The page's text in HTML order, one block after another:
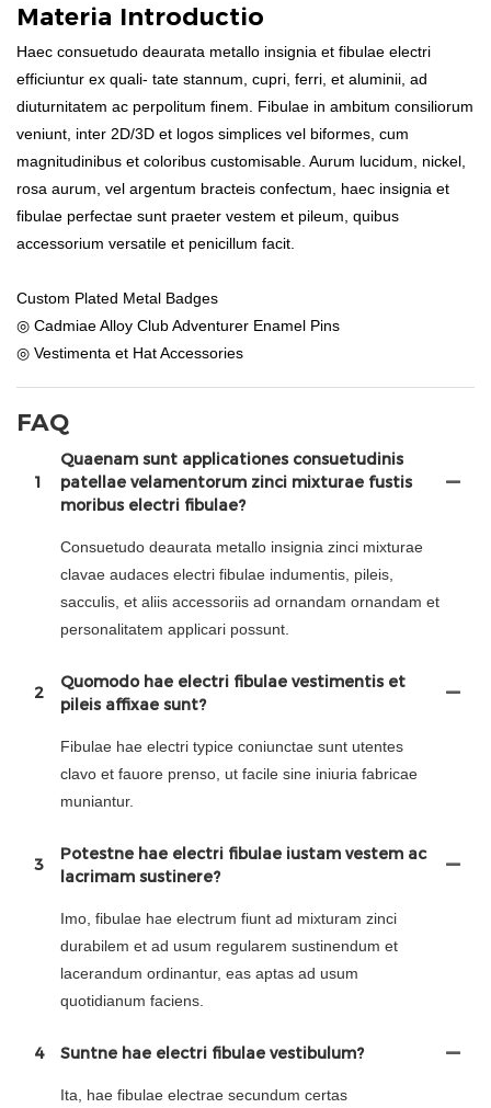
Materia Introductio
Haec consuetudo deaurata metallo insignia et fibulae electri
efficiuntur ex quali- tate stannum, cupri, ferri, et aluminii, ad
diuturnitatem ac perpolitum finem. Fibulae in ambitum consiliorum
veniunt, inter 2D/3D et logos simplices vel biformes, cum
magnitudinibus et coloribus customisable. Aurum lucidum, nickel,
rosa aurum, vel argentum bracteis confectum, haec insignia et
fibulae perfectae sunt praeter vestem et pileum, quibus
accessorium versatile et penicillum facit.
Custom Plated Metal Badges
◎ Cadmiae Alloy Club Adventurer Enamel Pins
◎ Vestimenta et Hat Accessories
FAQ
1
Quaenam sunt applicationes consuetudinis
patellae velamentorum zinci mixturae fustis
moribus electri fibulae?
Consuetudo deaurata metallo insignia zinci mixturae
clavae audaces electri fibulae indumentis, pileis,
sacculis, et aliis accessoriis ad ornandam ornandam et
personalitatem applicari possunt.
2
Quomodo hae electri fibulae vestimentis et
pileis affixae sunt?
Fibulae hae electri typice coniunctae sunt utentes
clavo et fauore prenso, ut facile sine iniuria fabricae
muniantur.
3
Potestne hae electri fibulae iustam vestem ac
lacrimam sustinere?
Imo, fibulae hae electrum fiunt ad mixturam zinci
durabilem et ad usum regularem sustinendum et
lacerandum ordinantur, eas aptas ad usum
quotidianum faciens.
4 Suntne hae electri fibulae vestibulum?
Ita, hae fibulae electrae secundum certas